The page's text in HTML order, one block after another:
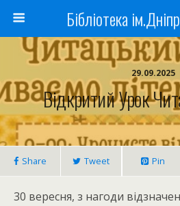
Бібліотека
29.09.2025
Відкритий Урок
Share Tweet Pin
30 вересня, з нагоди